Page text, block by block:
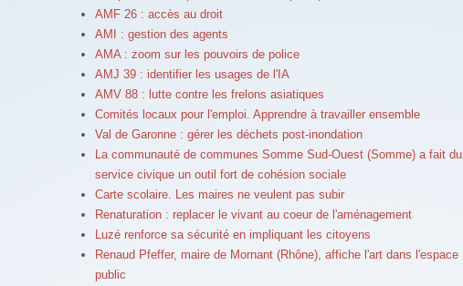
AMF 26 : accès au droit
AMI : gestion des agents
AMA : zoom sur les pouvoirs de police
AMJ 39 : identifier les usages de l'IA
AMV 88 : lutte contre les frelons asiatiques
Comités locaux pour l'emploi. Apprendre à travailler ensemble
Val de Garonne : gérer les déchets post-inondation
La communauté de communes Somme Sud-Ouest (Somme) a fait du
service civique un outil fort de cohésion sociale
Carte scolaire. Les maires ne veulent pas subir
Renaturation : replacer le vivant au coeur de l'aménagement
Luzé renforce sa sécurité en impliquant les citoyens
Renaud Pfeffer, maire de Mornant (Rhône), affiche l'art dans l'espace
public